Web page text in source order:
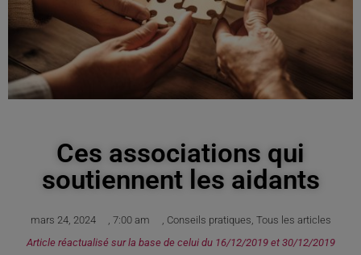
Ces associations qui
soutiennent les aidants
mars 24, 2024 , 7:00 am , Conseils pratiques, Tous les articles
Article réactualisé sur la base de celui du 16/12/2019 et 30/12/2019